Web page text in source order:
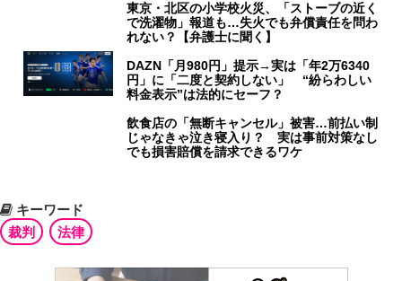
東京・北区の小学校火災、「ストーブの近く
で洗濯物」報道も…失火でも弁償責任を問わ
れない？【弁護士に聞く】
DAZN「月980円」提示→実は「年2万6340
円」に「二度と契約しない」 “紛らわしい
料金表示”は法的にセーフ？
飲食店の「無断キャンセル」被害…前払い制
じゃなきゃ泣き寝入り？ 実は事前対策なし
でも損害賠償を請求できるワケ
キーワード
裁判
法律